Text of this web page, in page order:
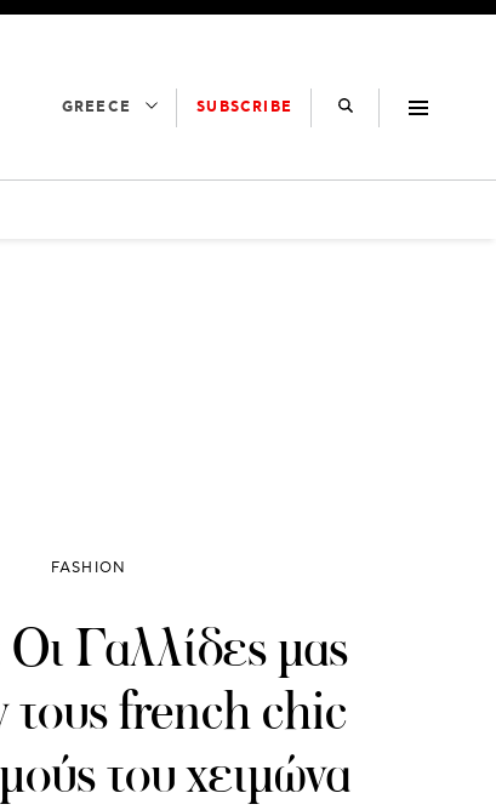
GREECE SUBSCRIBE
FASHION
Γαλλίδες μας
τους french chic
του χειμώνα